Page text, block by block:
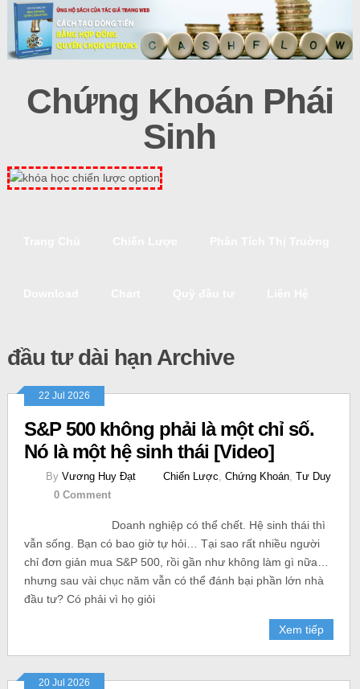
Chứng Khoán Phái
Sinh
đầu tư dài hạn Archive
22 Jul 2026
S&P 500 không phải là một chỉ số.
Nó là một hệ sinh thái [Video]
By Vương Huy Đạt Chiến Lược Chứng Khoán, Tư Duy
0 Comment
Doanh nghiệp có thể chết. Hệ sinh thái thì
vẫn sống. Bạn có bao giờ tự hỏi… Tại sao rất nhiều người
chỉ đơn giản mua S&P 500, rồi gần như không làm gì nữa…
nhưng sau vài chục năm vẫn có thể đánh bại phần lớn nhà
đầu tư? Có phải vì họ giỏi
Xem tiếp
20 Jul 2026